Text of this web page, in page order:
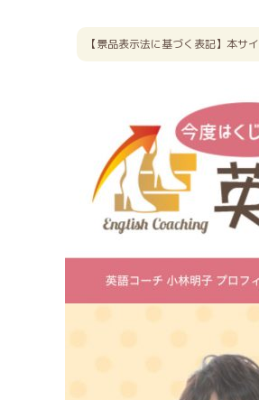
【景品表示法に基づく表記】本サ